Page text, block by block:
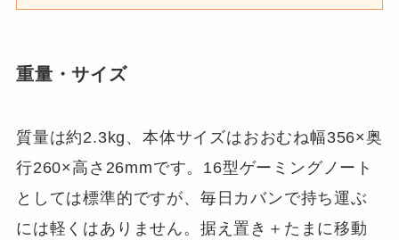
重量・サイズ
質量は約2.3kg、本体サイズはおおむね幅356×奥
行260×高さ26mmです。16型ゲーミングノート
としては標準的ですが、毎日カバンで持ち運ぶ
には軽くはありません。据え置き＋たまに移動